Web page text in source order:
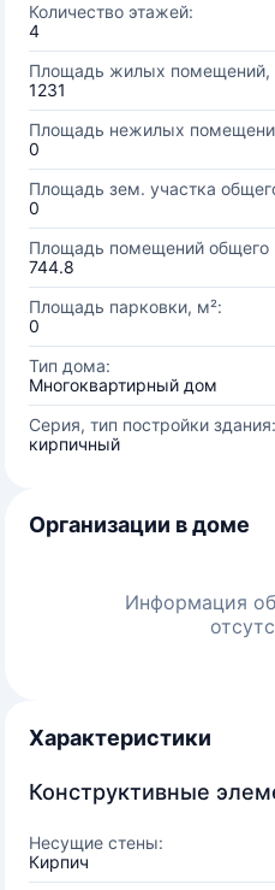
Количество этажей:
4
Площадь жилых помещений,
1231
Площадь нежилых
0
Площадь зем. участка
0
Площадь помещений общего
744.8
Площадь парковки, м²:
0
Тип дома:
Многоквартирный дом
Серия, тип постройки здания:
кирпичный
Организации в доме
Информация
Характеристики
Конструктивные
Несущие стены:
Кирпич